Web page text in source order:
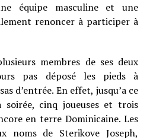
équipe masculine et une
renoncer à participer à
membres de ses deux
pas déposé les pieds à
d’entrée. En effet, jusqu’a ce
cinq joueuses et trois
en terre Dominicaine. Les
noms de Sterikove Joseph,